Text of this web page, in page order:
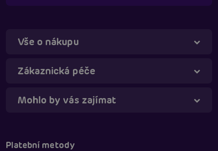
Vše o nákupu
Zákaznická péče
Mohlo by vás zajímat
Platební metody
Táňa - virtuální asistentka